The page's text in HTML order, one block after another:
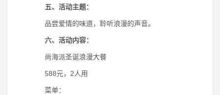
五、活动主题：
品尝爱情的味道，聆听浪漫的声音。
六、活动内容：
尚海派圣诞浪漫大餐
588元，2人用
菜单：